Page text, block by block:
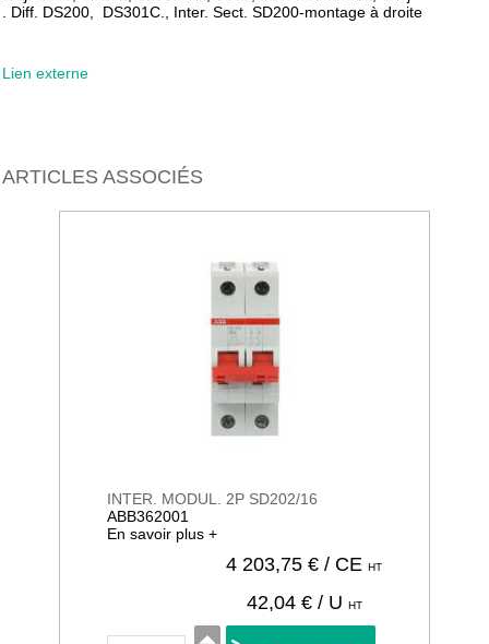
. Diff. DS200, DS301C., Inter. Sect. SD200-montage à droite
Lien externe
ARTICLES ASSOCIÉS
INTER. MODUL. 2P SD202/16
ABB362001
En savoir plus +
4 203,75 € / CE HT
42,04 € / U HT